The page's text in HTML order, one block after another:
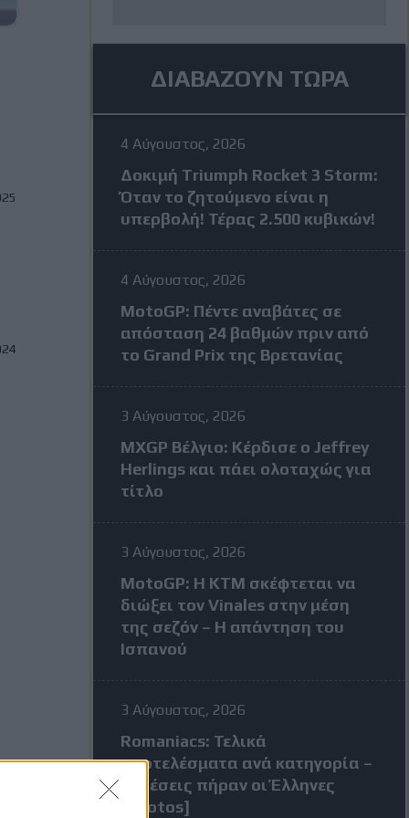
ΔΙΑΒΑΖΟΥΝ ΤΩΡΑ
4 Αύγουστος, 2026
Δοκιμή Triumph Rocket 3 Storm:
Όταν το ζητούμενο είναι η
υπερβολή! Τέρας 2.500 κυβικών!
4 Αύγουστος, 2026
MotoGP: Πέντε αναβάτες σε
απόσταση 24 βαθμών πριν από
το Grand Prix της Βρετανίας
3 Αύγουστος, 2026
MXGP Βέλγιο: Κέρδισε ο Jeffrey
Herlings και πάει ολοταχώς για
τίτλο
3 Αύγουστος, 2026
MotoGP: Η KTM σκέφτεται να
διώξει τον Vinales στην μέση
της σεζόν – Η απάντηση του
Ισπανού
3 Αύγουστος, 2026
Romaniacs: Τελικά
αποτελέσματα ανά κατηγορία –
Τι θέσεις πήραν οι Έλληνες
[Photos]